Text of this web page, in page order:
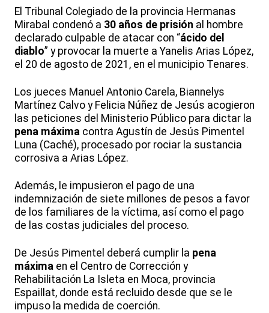
El Tribunal Colegiado de la provincia Hermanas
Mirabal condenó a 30 años de prisión al hombre
declarado culpable de atacar con “ácido del
diablo” y provocar la muerte a Yanelis Arias López,
el 20 de agosto de 2021, en el municipio Tenares.
Los jueces Manuel Antonio Carela, Biannelys
Martínez Calvo y Felicia Núñez de Jesús acogieron
las peticiones del Ministerio Público para dictar la
pena máxima contra Agustín de Jesús Pimentel
Luna (Caché), procesado por rociar la sustancia
corrosiva a Arias López.
Además, le impusieron el pago de una
indemnización de siete millones de pesos a favor
de los familiares de la víctima, así como el pago
de las costas judiciales del proceso.
De Jesús Pimentel deberá cumplir la pena
máxima en el Centro de Corrección y
Rehabilitación La Isleta en Moca, provincia
Espaillat, donde está recluido desde que se le
impuso la medida de coerción.